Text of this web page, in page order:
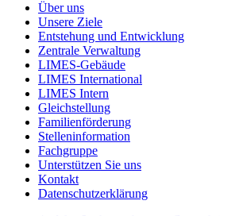
Über uns
Unsere Ziele
Entstehung und Entwicklung
Zentrale Verwaltung
LIMES-Gebäude
LIMES International
LIMES Intern
Gleichstellung
Familienförderung
Stelleninformation
Fachgruppe
Unterstützen Sie uns
Kontakt
Datenschutzerklärung